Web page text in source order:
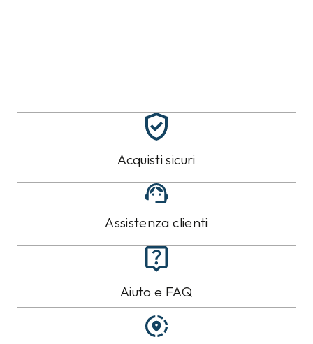
Acquisti sicuri
Assistenza clienti
Aiuto e FAQ